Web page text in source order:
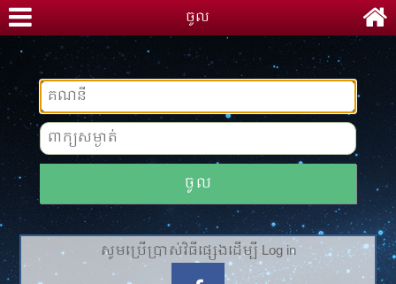
ចូល
ចូល
សូមប្រើប្រាស់វិធីផ្សេងដើម្បី Log in